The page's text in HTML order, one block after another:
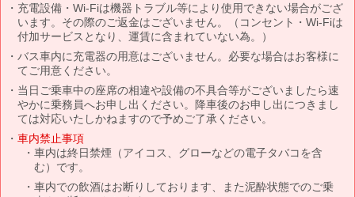
充電設備・Wi-Fiは機器トラブル等により使用できない場合がござ
います。その際のご返金はございません。（コンセント・Wi-Fiは
付加サービスとなり、運賃に含まれていない為。）
バス車内に充電器の用意はございません。必要な場合はお客様に
てご用意ください。
当日ご乗車中の座席の相違や設備の不具合等がございましたら速
やかに乗務員へお申し出ください。降車後のお申し出につきまし
ては対応いたしかねますので予めご了承ください。
車内禁止事項
車内は終日禁煙（アイコス、グローなどの電子タバコを含
む）です。
車内での飲酒はお断りしております、また泥酔状態でのご乗